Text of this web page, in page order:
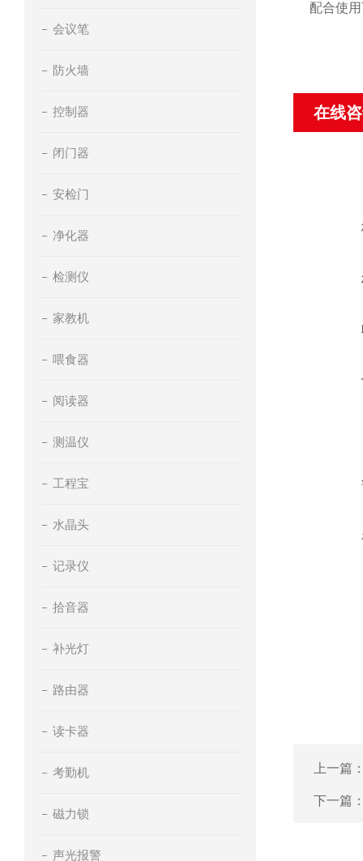
会议笔
防火墙
控制器
闭门器
安检门
净化器
检测仪
家教机
喂食器
阅读器
测温仪
工程宝
水晶头
记录仪
拾音器
补光灯
路由器
读卡器
考勤机
磁力锁
声光报警
配合使
在线
上一篇
下一篇